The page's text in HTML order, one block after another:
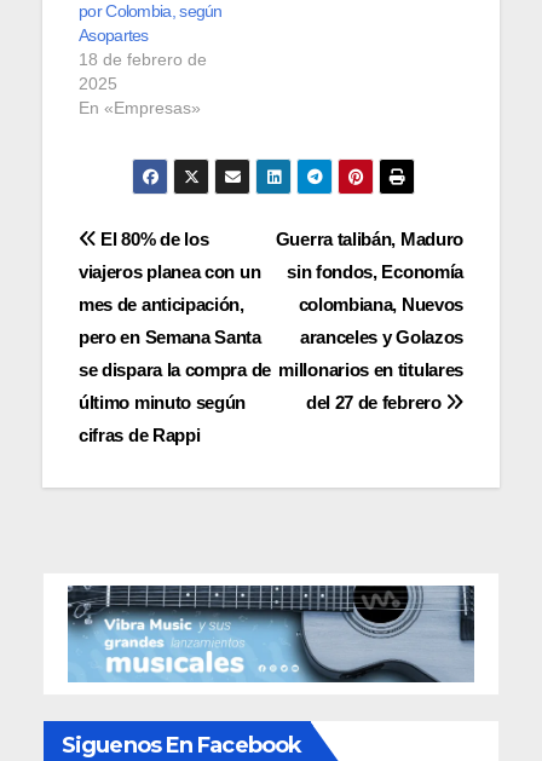
por Colombia, según
Asopartes
18 de febrero de
2025
En «Empresas»
Navegación
de
entradas
Guerra talibán, Maduro
sin fondos, Economía
colombiana, Nuevos
aranceles y Golazos
millonarios en titulares
del 27 de febrero
El 80% de los
viajeros planea con un
mes de anticipación,
pero en Semana Santa
se dispara la compra de
último minuto según
cifras de Rappi
Siguenos En Facebook